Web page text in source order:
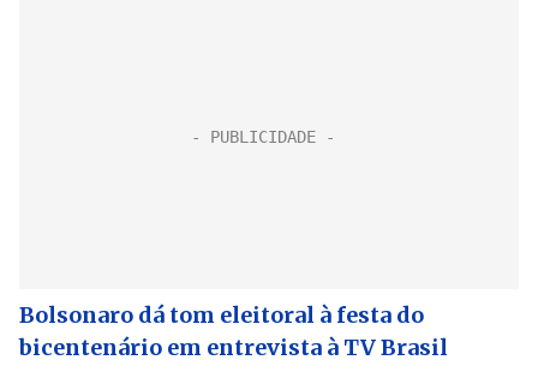
Bolsonaro dá tom eleitoral à festa do
bicentenário em entrevista à TV Brasil